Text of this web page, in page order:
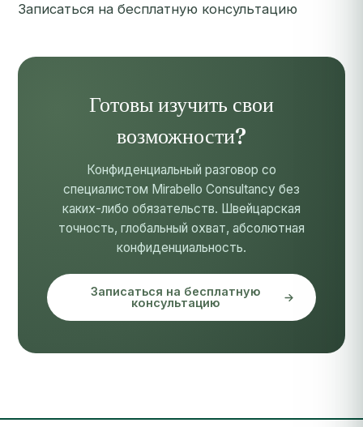
Записаться на бесплатную консультацию
Готовы изучить свои
возможности?
Конфиденциальный разговор со
специалистом Mirabello Consultancy без
каких-либо обязательств. Швейцарская
точность, глобальный охват, абсолютная
конфиденциальность.
Записаться на бесплатную
консультацию